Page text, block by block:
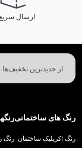
ارسال سریع
رنگ های ساختمانی
رنگ اکریلیک ساختمان رنگ